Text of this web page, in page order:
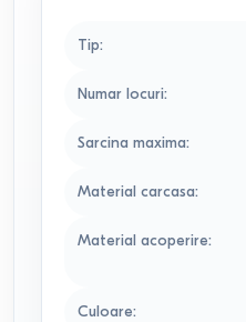
Tip:
Numar locuri:
Sarcina maxima:
Material carcasa:
Material acoperire:
Culoare: